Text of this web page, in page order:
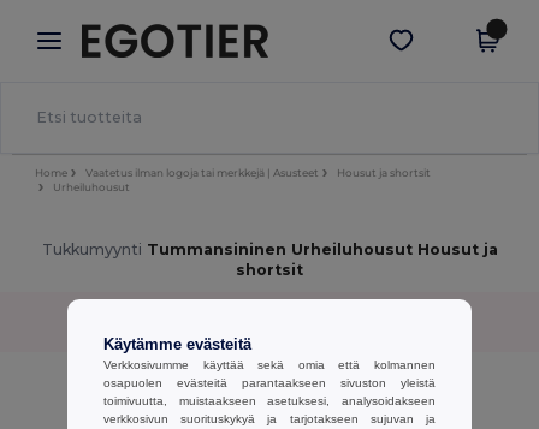
× Egotier-sovellus
Paremmat hinnat appissa!
Hae sovellus
Home Vaatetus ilman logoja tai merkkejä | Asusteet
Housut ja shortsit
Urheiluhousut
Tukkumyynti Tummansininen Urheiluhousut Housut ja
shortsit
No results.
No results.
Käytämme evästeitä
Verkkosivumme käyttää sekä omia että kolmannen
osapuolen evästeitä parantaakseen sivuston yleistä
toimivuutta, muistaakseen asetuksesi, analysoidakseen
verkkosivun suorituskykyä ja tarjotakseen sujuvan ja